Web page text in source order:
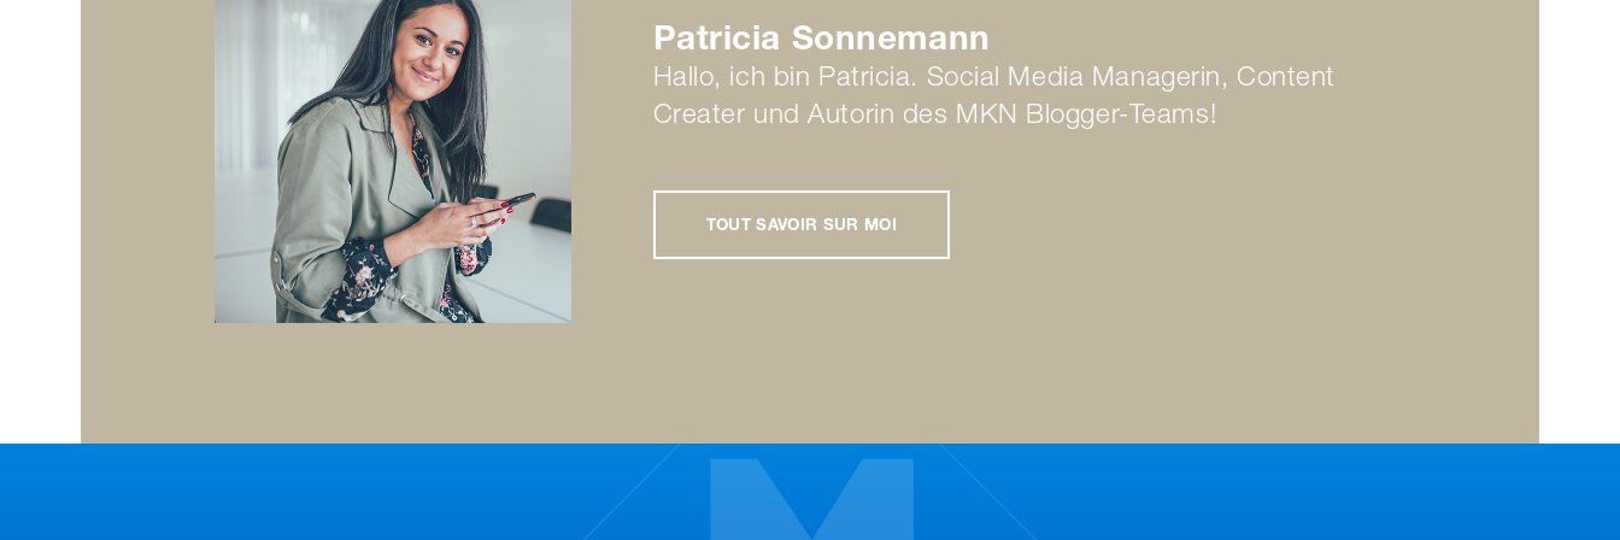
Patricia Sonnemann
Hallo, ich bin Patricia. Social Media Managerin, Content
Creater und Autorin des MKN Blogger-Teams!
TOUT SAVOIR SUR MOI